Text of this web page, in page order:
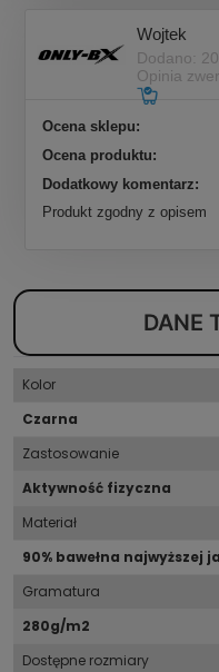
Wojtek
Dodano:
Opinia
Ocena sklepu:
Ocena produktu:
Dodatkowy komentarz:
Produkt zgodny z opisem
DANE
Kolor
Czarna
Zastosowanie
Aktywność fizyczna
Materiał
90% bawełna najwyższej
Gramatura
280g/m2
Dostępne rozmiary